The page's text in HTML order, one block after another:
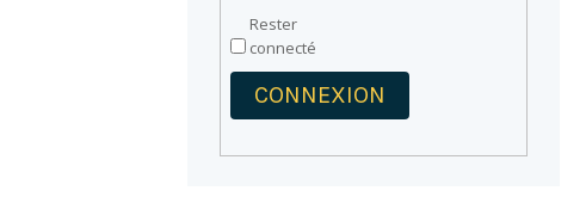
Rester
connecté
CONNEXION